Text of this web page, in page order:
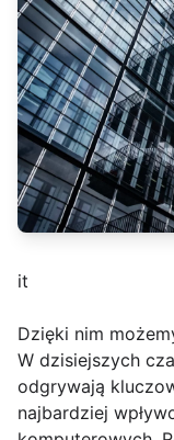
it
Dzięki nim
W dzisiejszych
odgrywają
najbardziej